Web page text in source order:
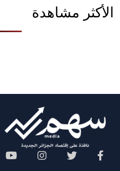
الأكثر مشاهدة